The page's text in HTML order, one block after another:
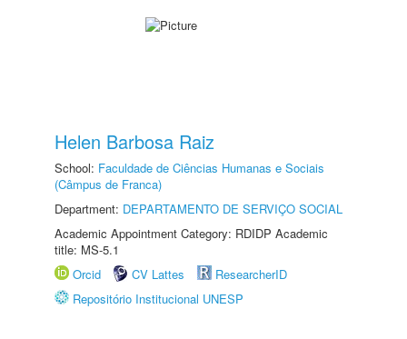
Helen Barbosa Raiz
School: Faculdade de Ciências Humanas e Sociais
(Câmpus de Franca)
Department: DEPARTAMENTO DE SERVIÇO SOCIAL
Academic Appointment Category: RDIDP Academic
title: MS-5.1
Orcid
CV Lattes
ResearcherID
Repositório Institucional UNESP